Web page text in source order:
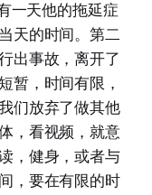
一天他的拖延症
天的时间。第二
出事故，离开了
暂，时间有限，
们放弃了做其他
，看视频，就意
，健身，或者与
，要在有限的时